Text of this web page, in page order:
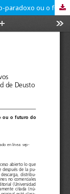
Integração de lacunas do Código Cooperativo-paradoxo ou o futuro do direito cooperativo português?